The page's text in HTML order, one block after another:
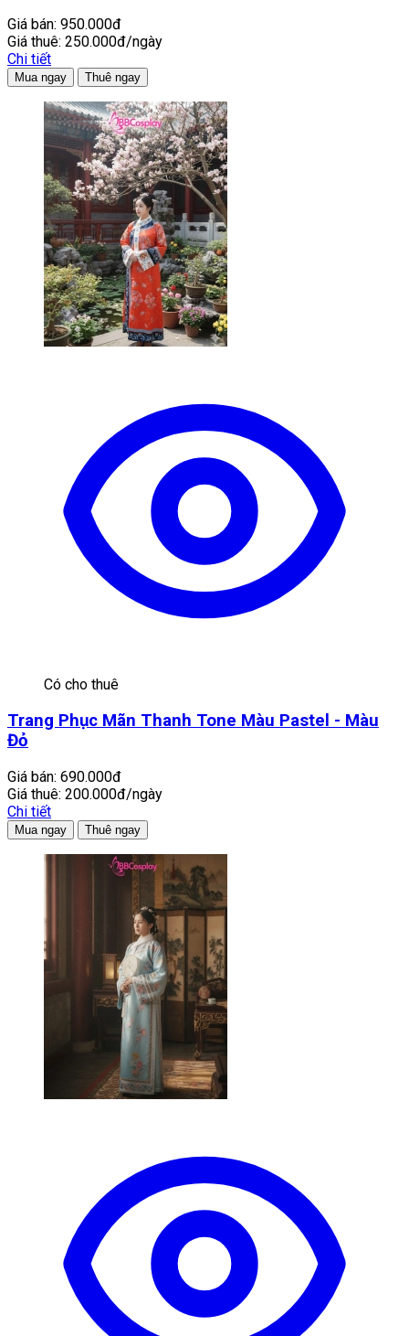
Giá bán: 950.000đ
Giá thuê: 250.000đ/ngày
Chi tiết
Mua ngay Thuê ngay
Có cho thuê
Trang Phục Mãn Thanh Tone Màu Pastel - Màu
Đỏ
Giá bán: 690.000đ
Giá thuê: 200.000đ/ngày
Chi tiết
Mua ngay Thuê ngay